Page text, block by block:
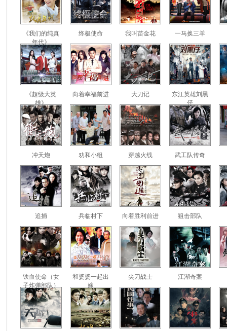
《我们的纯真
年代》
终极使命 我叫苗金花 一马换三羊
《超级大英
雄》
向着幸福前进 大刀记
东江英雄刘黑
仔
冲天炮 劝和小组 穿越火线 武工队传奇
追捕 兵临村下 向着胜利前进 狙击部队
铁血使命（女
子炸弹部队）
和婆婆一起出
嫁
尖刀战士 江湖奇案